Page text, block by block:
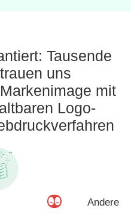
Tausende
uns
mit
Logo-
Andere